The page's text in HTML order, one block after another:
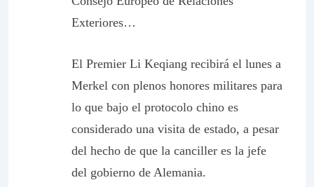
Exteriores…
El Premier Li Keqiang recibirá el lunes a
Merkel con plenos honores militares para
lo que bajo el protocolo chino es
considerado una visita de estado, a pesar
del hecho de que la canciller es la jefe
del gobierno de Alemania.